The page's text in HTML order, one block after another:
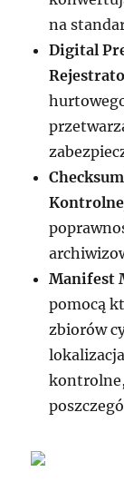
na
Digital
Manifest
pomocą
zbiorów